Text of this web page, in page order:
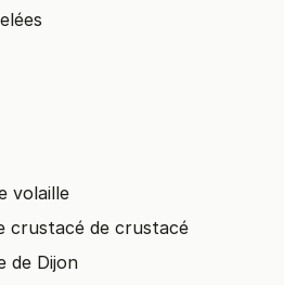
volaille
crustacé de crustacé
de Dijon